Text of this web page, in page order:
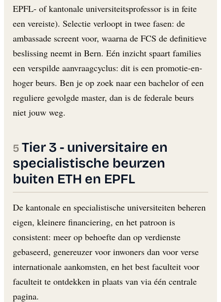
EPFL- of kantonale universiteitsprofe­ssor is in feite
een vereiste). Selectie verloopt in twee fasen: de
ambassade screent voor, waarna de FCS de definitieve
beslissing neemt in Bern. Eén inzicht spaart families
een verspilde aanvraagcyclus: dit is een promotie-en-
hoger beurs. Ben je op zoek naar een bachelor of een
reguliere gevolgde master, dan is de federale beurs
niet jouw weg.
Tier 3 - universitaire en
specialistische beurzen
buiten ETH en EPFL
De kantonale en specialistische universiteiten beheren
eigen, kleinere financiering, en het patroon is
consistent: meer op behoefte dan op verdienste
gebaseerd, genereuzer voor inwoners dan voor verse
internationale aankomsten, en het best faculteit voor
faculteit te ontdekken in plaats van via één centrale
pagina.